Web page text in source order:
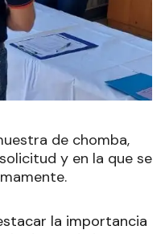
de chomba,
y en la que se